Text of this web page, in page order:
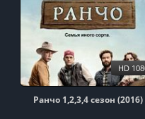
Ранчо 1,2,3,4 сезон (2016)
HD